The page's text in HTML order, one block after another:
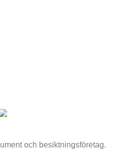
och besiktningsföretag.